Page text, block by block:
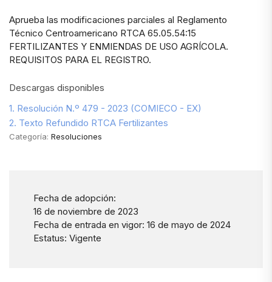
Aprueba las modificaciones parciales al Reglamento
Técnico Centroamericano RTCA 65.05.54:15
FERTILIZANTES Y ENMIENDAS DE USO AGRÍCOLA.
REQUISITOS PARA EL REGISTRO.
Descargas disponibles
1. Resolución N.º 479 - 2023 (COMIECO - EX)
2. Texto Refundido RTCA Fertilizantes
Categoría: Resoluciones
Fecha de adopción:
16 de noviembre de 2023
Fecha de entrada en vigor: 16 de mayo de 2024
Estatus: Vigente